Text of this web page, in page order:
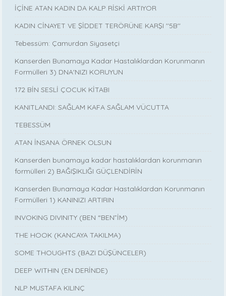
İÇİNE ATAN KADIN DA KALP RİSKİ ARTIYOR
KADIN CİNAYET VE ŞİDDET TERÖRÜNE KARŞI ''5B''
Tebessüm: Çamurdan Siyasetçi
Kanserden Bunamaya Kadar Hastalıklardan Korunmanın
Formülleri 3) DNA'NIZI KORUYUN
172 BİN SESLİ ÇOCUK KİTABI
KANITLANDI: SAĞLAM KAFA SAĞLAM VÜCUTTA
TEBESSÜM
ATAN İNSANA ÖRNEK OLSUN
Kanserden bunamaya kadar hastalıklardan korunmanın
formülleri 2) BAĞIŞIKLIĞI GÜÇLENDİRİN
Kanserden Bunamaya Kadar Hastalıklardan Korunmanın
Formülleri 1) KANINIZI ARTIRIN
INVOKING DIVINITY (BEN “BEN”İM)
THE HOOK (KANCAYA TAKILMA)
SOME THOUGHTS (BAZI DÜŞÜNCELER)
DEEP WITHIN (EN DERİNDE)
NLP MUSTAFA KILINÇ